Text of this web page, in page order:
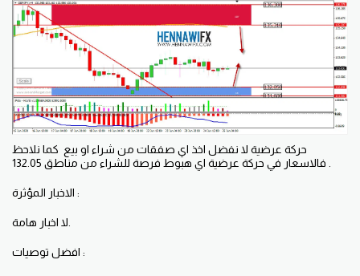
حركة عرضية لا نفضل اخذ اي صفقات من شراء او بيع كما نلاحظ
الاخبار المؤثرة :
افضل توصيات :